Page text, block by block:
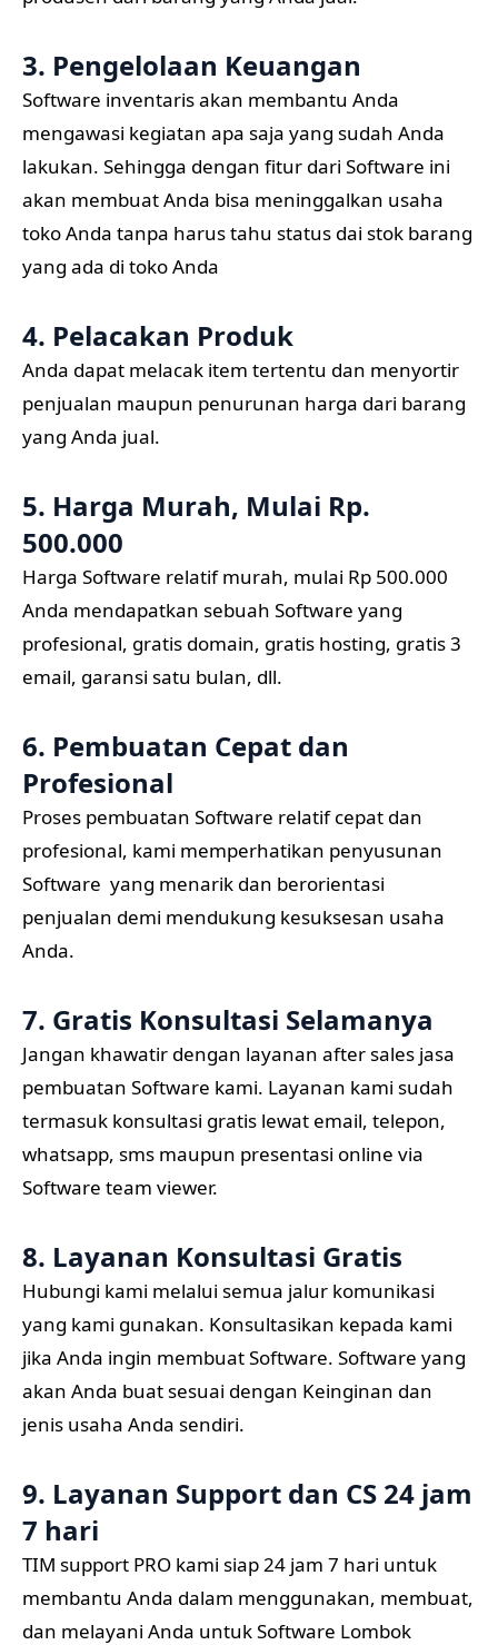
3. Pengelolaan Keuangan
Software inventaris akan membantu Anda
mengawasi kegiatan apa saja yang sudah Anda
lakukan. Sehingga dengan fitur dari Software ini
akan membuat Anda bisa meninggalkan usaha
toko Anda tanpa harus tahu status dai stok barang
yang ada di toko Anda
4. Pelacakan Produk
Anda dapat melacak item tertentu dan menyortir
penjualan maupun penurunan harga dari barang
yang Anda jual.
5. Harga Murah, Mulai Rp.
500.000
Harga Software relatif murah, mulai Rp 500.000
Anda mendapatkan sebuah Software yang
profesional, gratis domain, gratis hosting, gratis 3
email, garansi satu bulan, dll.
6. Pembuatan Cepat dan
Profesional
Proses pembuatan Software relatif cepat dan
profesional, kami memperhatikan penyusunan
Software yang menarik dan berorientasi
penjualan demi mendukung kesuksesan usaha
Anda.
7. Gratis Konsultasi Selamanya
Jangan khawatir dengan layanan after sales jasa
pembuatan Software kami. Layanan kami sudah
termasuk konsultasi gratis lewat email, telepon,
whatsapp, sms maupun presentasi online via
Software team viewer.
8. Layanan Konsultasi Gratis
Hubungi kami melalui semua jalur komunikasi
yang kami gunakan. Konsultasikan kepada kami
jika Anda ingin membuat Software. Software yang
akan Anda buat sesuai dengan Keinginan dan
jenis usaha Anda sendiri.
9. Layanan Support dan CS 24 jam
7 hari
TIM support PRO kami siap 24 jam 7 hari untuk
membantu Anda dalam menggunakan, membuat,
dan melayani Anda untuk Software Lombok